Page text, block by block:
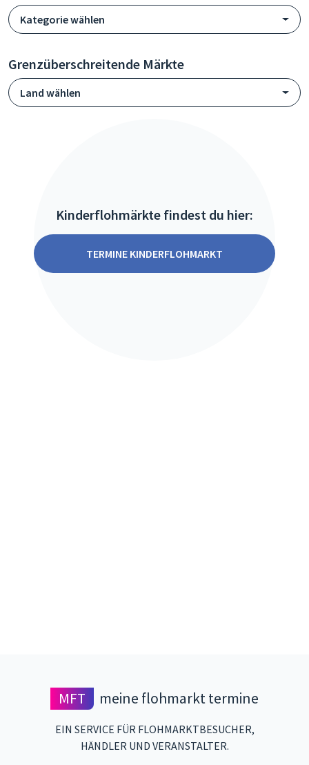
Kategorie wählen
Grenzüberschreitende Märkte
Land wählen
Kinderflohmärkte findest du hier:
TERMINE KINDERFLOHMARKT
MFT meine flohmarkt termine
EIN SERVICE FÜR FLOHMARKTBESUCHER,
HÄNDLER UND VERANSTALTER.